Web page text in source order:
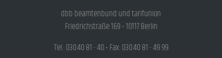
dbb beamtenbund und tarifunion
Friedrichstraße 169 • 10117 Berlin
Tel.: 030.40 81 - 40 • Fax: 030.40 81 - 49 99